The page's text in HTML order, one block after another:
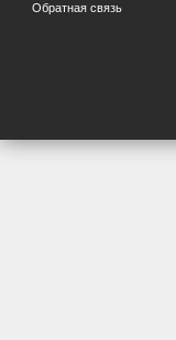
Обратная связь